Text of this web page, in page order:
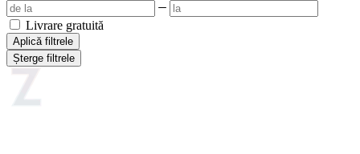
Livrare gratuită
Aplică filtrele
Șterge filtrele